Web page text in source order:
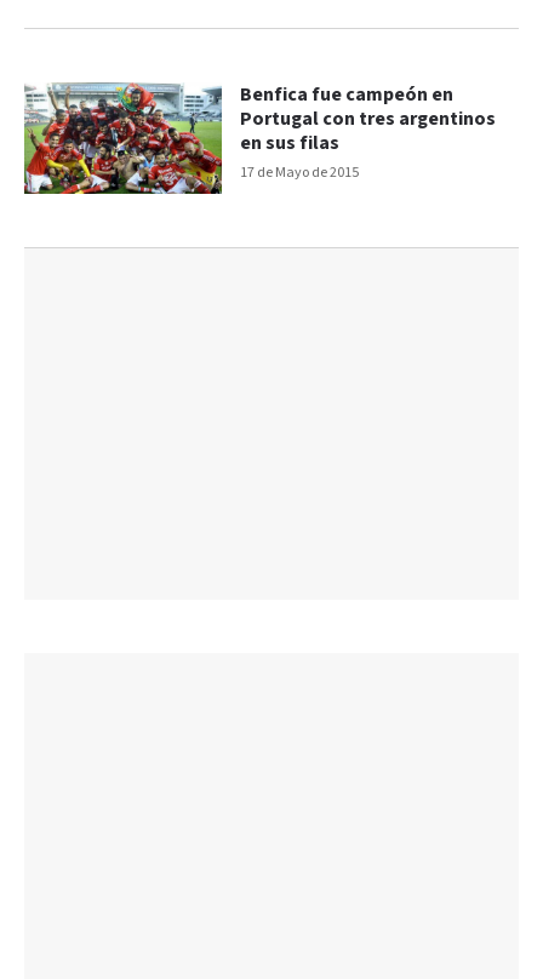
17 de Mayo de 2015
Benfica fue campeón en
Portugal con tres argentinos
en sus filas